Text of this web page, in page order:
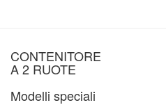
CONTENITORE
A 2 RUOTE
Modelli speciali